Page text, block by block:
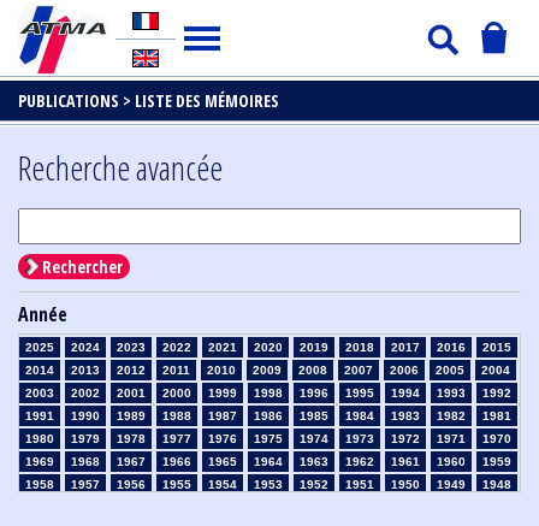
PUBLICATIONS > LISTE DES MÉMOIRES
Recherche avancée
Rechercher
Année
2025 2024 2023 2022 2021 2020 2019 2018 2017 2016
2015
2014
2013 2012 2011 2010 2009 2008 2007 2006 2005
2004
2003
2002 2001 2000 1999 1998 1996 1995 1994 1993
1992
1991
1990 1989 1988 1987 1986 1985 1984 1983 1982
1981
1980
1979 1978 1977 1976 1975 1974 1973 1972 1971
1970
1969
1968 1967 1966 1965 1964 1963 1962 1961 1960
1959
1958
1957 1956 1955 1954 1953 1952 1951 1950 1949
1948